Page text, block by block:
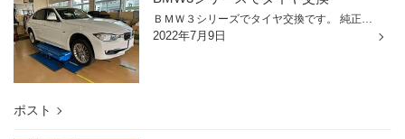
ＢＭＷ３シリーズでタイヤ交換です。 純正タイヤは空気圧がゼロになっても 一定距離走行できるランフラットタイヤです。 交換するタイヤはこちら ポテンザＳ００１ランフラットです。 タイヤサイズは２２５/５０Ｒ１７ このタイヤはサイドウォールに クーリングフィンがあり、パンクなどによる 低圧...
2022年7月9日
ポスト